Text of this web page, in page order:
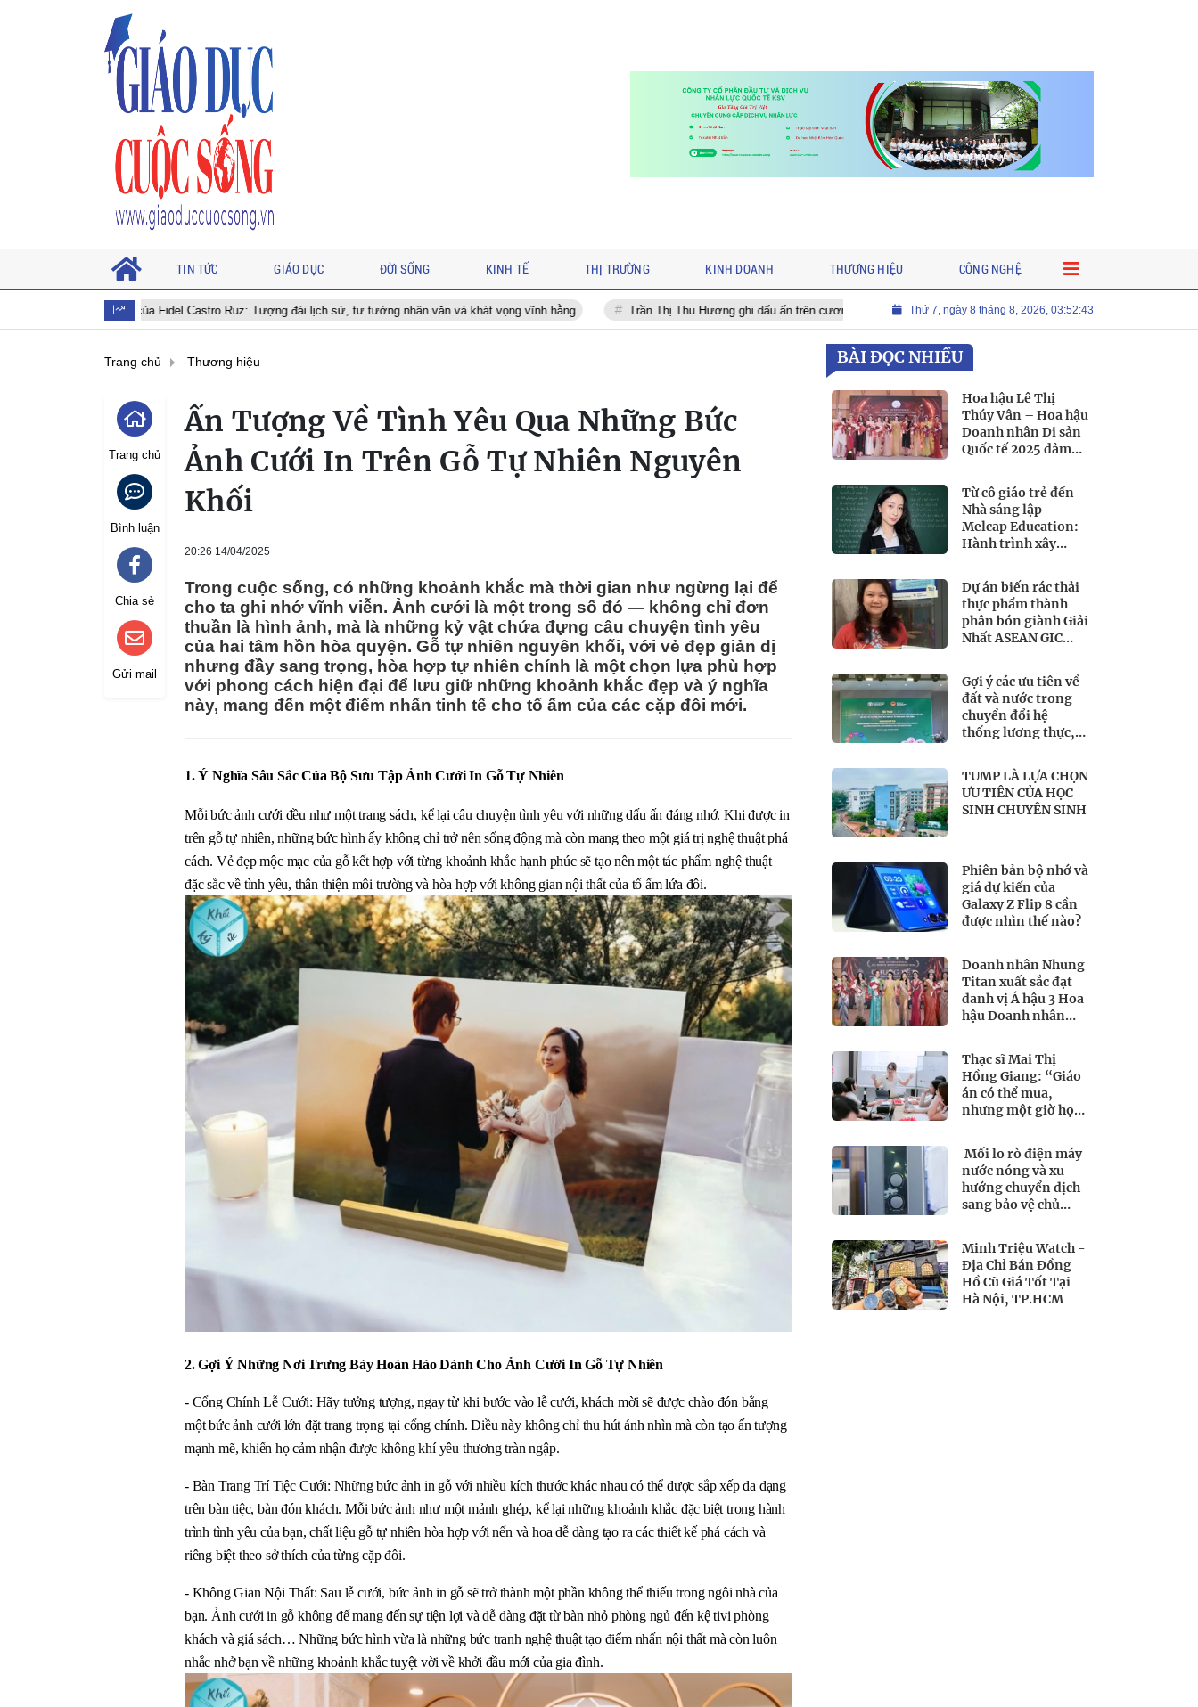
Di sản của Fidel Castro Ruz: Tượng đài lịch sử, tư tưởng nhân văn và khát vọng vĩnh hằng Trần Thị Thu Hương ghi dấu ấn trên cương vị Phó Chủ tịch Miss International All-Round Businesswoman 2026
Thứ 7, ngày 8 tháng 8, 2026, 03:52:44
TIN TỨC GIÁO DỤC ĐỜI SỐNG KINH TẾ THỊ TRƯỜNG KINH DOANH THƯƠNG HIỆU CÔNG NGHỆ
Trang chủ Thương hiệu
Trang chủ
Bình luận
Chia sẻ
Gửi mail
Ấn Tượng Về Tình Yêu Qua Những Bức
Ảnh Cưới In Trên Gỗ Tự Nhiên Nguyên
Khối
20:26 14/04/2025
Trong cuộc sống, có những khoảnh khắc mà thời gian như ngừng lại để
cho ta ghi nhớ vĩnh viễn. Ảnh cưới là một trong số đó — không chỉ đơn
thuần là hình ảnh, mà là những kỷ vật chứa đựng câu chuyện tình yêu
của hai tâm hồn hòa quyện. Gỗ tự nhiên nguyên khối, với vẻ đẹp giản dị
nhưng đầy sang trọng, hòa hợp tự nhiên chính là một chọn lựa phù hợp
với phong cách hiện đại để lưu giữ những khoảnh khắc đẹp và ý nghĩa
này, mang đến một điểm nhấn tinh tế cho tổ ấm của các cặp đôi mới.
1. Ý Nghĩa Sâu Sắc Của Bộ Sưu Tập Ảnh Cưới In Gỗ Tự Nhiên
Mỗi bức ảnh cưới đều như một trang sách, kể lại câu chuyện tình yêu với những dấu ấn đáng nhớ. Khi được in
trên gỗ tự nhiên, những bức hình ấy không chỉ trở nên sống động mà còn mang theo một giá trị nghệ thuật phá
cách. Vẻ đẹp mộc mạc của gỗ kết hợp với từng khoảnh khắc hạnh phúc sẽ tạo nên một tác phẩm nghệ thuật
đặc sắc về tình yêu, thân thiện môi trường và hòa hợp với không gian nội thất của tổ ấm lứa đôi.
2. Gợi Ý Những Nơi Trưng Bày Hoàn Hảo Dành Cho Ảnh Cưới In Gỗ Tự Nhiên
- Cổng Chính Lễ Cưới: Hãy tưởng tượng, ngay từ khi bước vào lễ cưới, khách mời sẽ được chào đón bằng
một bức ảnh cưới lớn đặt trang trọng tại cổng chính. Điều này không chỉ thu hút ánh nhìn mà còn tạo ấn tượng
mạnh mẽ, khiến họ cảm nhận được không khí yêu thương tràn ngập.
- Bàn Trang Trí Tiệc Cưới: Những bức ảnh in gỗ với nhiều kích thước khác nhau có thể được sắp xếp đa dạng
trên bàn tiệc, bàn đón khách. Mỗi bức ảnh như một mảnh ghép, kể lại những khoảnh khắc đặc biệt trong hành
trình tình yêu của bạn, chất liệu gỗ tự nhiên hòa hợp với nến và hoa dễ dàng tạo ra các thiết kế phá cách và
riêng biệt theo sở thích của từng cặp đôi.
- Không Gian Nội Thất: Sau lễ cưới, bức ảnh in gỗ sẽ trở thành một phần không thể thiếu trong ngôi nhà của
bạn. Ảnh cưới in gỗ không đế mang đến sự tiện lợi và dễ dàng đặt từ bàn nhỏ phòng ngủ đến kệ tivi phòng
khách và giá sách… Những bức hình vừa là những bức tranh nghệ thuật tạo điểm nhấn nội thất mà còn luôn
nhắc nhở bạn về những khoảnh khắc tuyệt vời về khởi đầu mới của gia đình.
BÀI ĐỌC NHIỀU
Hoa hậu Lê Thị
Thúy Vân – Hoa hậu
Doanh nhân Di sản
Quốc tế 2025 đảm
giám khảo quyền
lực tại Miss
International All-
Round
Businesswoman
Từ cô giáo trẻ đến
Nhà sáng lập
Melcap Education:
Hành trình xây
học tập lấy học sinh
làm trung tâm
Dự án biến rác thải
thực phẩm thành
phân bón giành Giải
Nhất ASEAN GIC
Gợi ý các ưu tiên về
đất và nước trong
chuyển đổi hệ
thống lương thực,
Nam theo FAO
Roadmap
TUMP LÀ LỰA CHỌN
ƯU TIÊN CỦA HỌC
SINH CHUYÊN SINH
Phiên bản bộ nhớ và
giá dự kiến của
Galaxy Z Flip 8 cần
được nhìn thế nào?
Doanh nhân Nhung
Titan xuất sắc đạt
danh vị Á hậu 3 Hoa
hậu Doanh nhân
2026
Thạc sĩ Mai Thị
Hồng Giang: “Giáo
án có thể mua,
nhưng một giờ học
Mối lo rò điện máy
nước nóng và xu
hướng chuyển dịch
sang bảo vệ chủ
Minh Triệu Watch -
Địa Chỉ Bán Đồng
Hồ Cũ Giá Tốt Tại
Hà Nội, TP.HCM